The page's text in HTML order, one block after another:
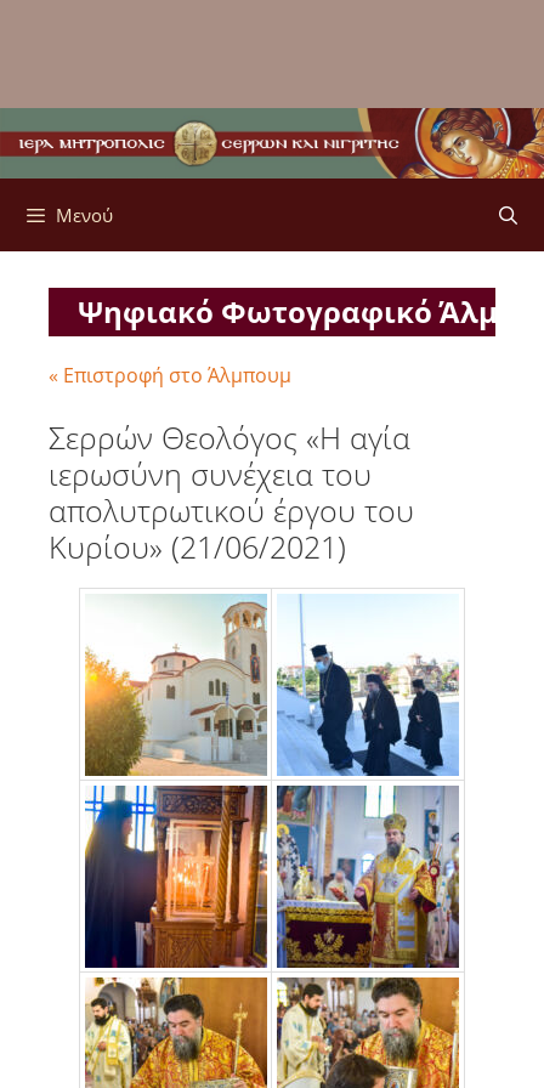
Μενού
Ψηφιακό Φωτογραφικό
« Επιστροφή στο Άλμπουμ
Σερρών Θεολόγος «Η αγία
ιερωσύνη συνέχεια του
απολυτρωτικού έργου του
Κυρίου» (21/06/2021)